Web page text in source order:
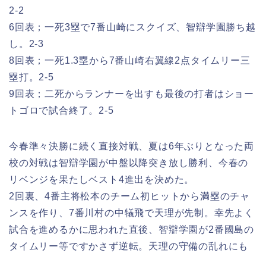
2-2
6回表；一死3塁で7番山崎にスクイズ、智辯学園勝ち越
し。2-3
8回表；一死1.3塁から7番山崎右翼線2点タイムリー三
塁打。2-5
9回表；二死からランナーを出すも最後の打者はショー
トゴロで試合終了。2-5
今春準々決勝に続く直接対戦、夏は6年ぶりとなった両
校の対戦は智辯学園が中盤以降突き放し勝利、今春の
リベンジを果たしベスト4進出を決めた。
2回裏、4番主将松本のチーム初ヒットから満塁のチャ
ンスを作り、7番川村の中犠飛で天理が先制。幸先よく
試合を進めるかに思われた直後、智辯学園が2番國島の
タイムリー等ですかさず逆転。天理の守備の乱れにも